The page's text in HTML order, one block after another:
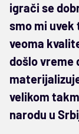
igrači se
smo mi uvek
veoma
došlo vreme
velikom
narodu u